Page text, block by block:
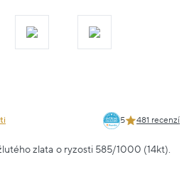
5 481 recenzí
zlata o ryzosti 585/1000 (14kt).